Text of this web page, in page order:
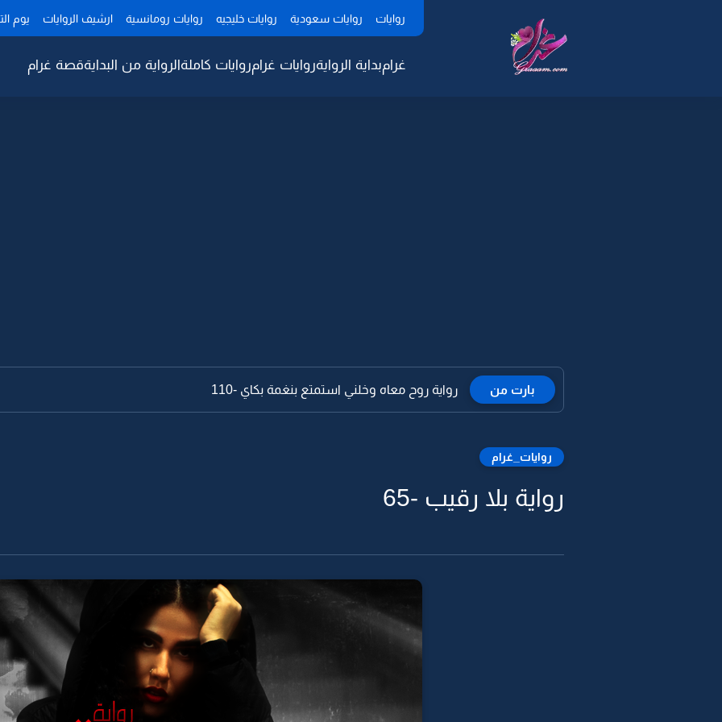
روايات روايات سعودية روايات خليجيه روايات رومانسية ارشيف الروايات يوم
غرامبداية الروايةروايات غرامروايات كاملةالرواية من البدايةقصة غرام
بارت من رواية روح معاه وخلني استمتع بنغمة بكاي -109
روايات_غرام
رواية بلا رقيب -65